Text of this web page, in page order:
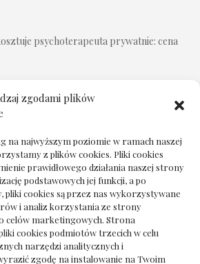
zgodami plików
na najwyższym poziomie w ramach naszej
z plików cookies. Pliki cookies
prawidłowego działania naszej strony
podstawowych jej funkcji, a po
pliki cookies są przez nas wykorzystywane
i analiz korzystania ze strony
celów marketingowych. Strona
cookies podmiotów trzecich w celu
narzędzi analitycznych i
zgodę na instalowanie na Twoim
psychoterapeuta prywatnie: cena
do odbioru przy zmianie biura
podłogowa do salonu: jak wybrać bez